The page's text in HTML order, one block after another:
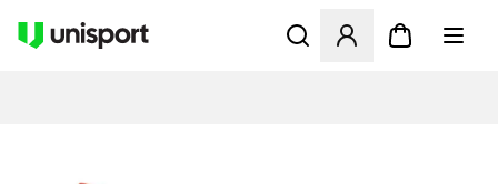
Öffnet ein neues Fenster